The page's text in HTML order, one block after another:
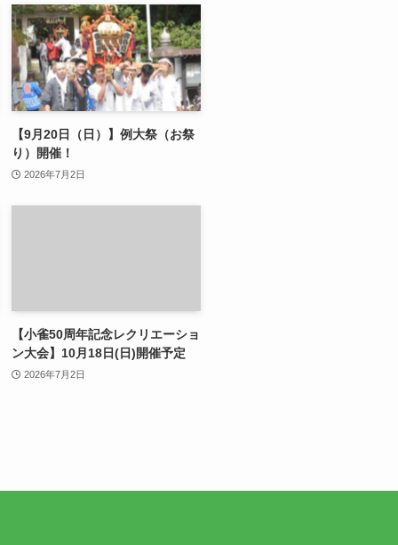
【9月20日（日）】例大祭（お祭
り）開催！
2026年7月2日
【小雀50周年記念レクリエーショ
ン大会】10月18日(日)開催予定
2026年7月2日